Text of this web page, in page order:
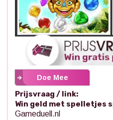
Doe Mee
Prijsvraag / link:
Win geld met spelletjes
Gameduell.nl